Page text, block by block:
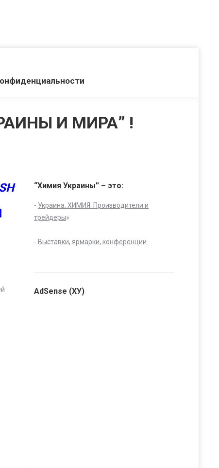
И МИРА” !
“Химия Украины” – это:
- Украина. ХИМИЯ. Производители и
трейдеры»
- Выставки, ярмарки, конференции
AdSense (ХУ)